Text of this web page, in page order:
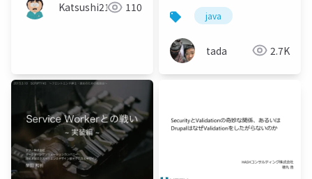
Katsushi21 110
編-
java
tada 2.7K